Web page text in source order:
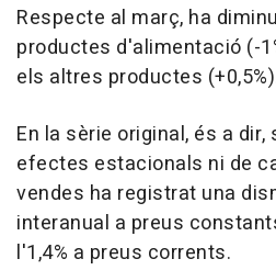
Respecte al març, ha
productes d'alimentació (-
els altres productes
En la sèrie original, és a
efectes estacionals ni de
vendes ha registrat una
interanual a preus
l'1,4% a preus corrents.